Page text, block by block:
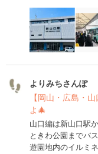
よりみちさんぽ
【岡山・広島・
よ🎄
山口編は新山口駅
ときわ公園までバ
遊園地内のイルミ